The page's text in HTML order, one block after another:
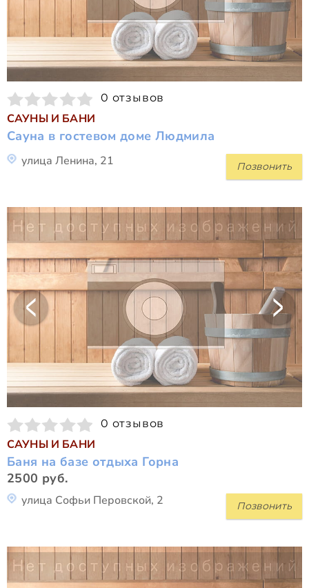
0 отзывов
САУНЫ И БАНИ
Сауна в гостевом доме Людмила
Позвонить
улица Ленина, 21
0 отзывов
САУНЫ И БАНИ
Баня на базе отдыха Горна
2500 руб.
Позвонить
улица Софьи Перовской, 2